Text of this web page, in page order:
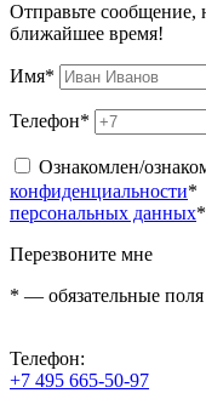
Отправьте сообщение,
ближайшее время!
Имя*
Телефон*
Ознакомлен/
конфиденциальности*
персональных данных*
Перезвоните мне
* — обязательные поля
Телефон:
+7 495 665-50-97